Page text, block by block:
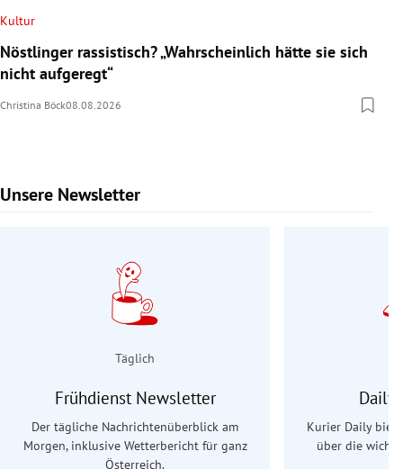
Kultur
Nöstlinger rassistisch? „Wahrscheinlich hätte sie sich
nicht aufgeregt“
Christina Böck08.08.2026
Unsere Newsletter
Slide 1 von 9
Täglich
Frühdienst Newsletter
Der tägliche Nachrichtenüberblick am
Morgen, inklusive Wetterbericht für ganz
Österreich.
Daily
Kurier Daily
über die